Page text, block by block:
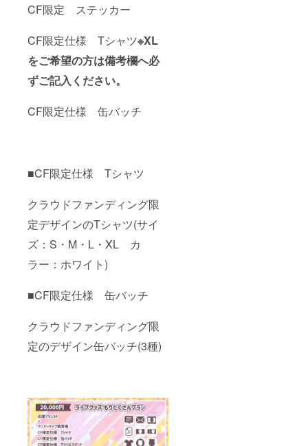
CF限定 ステッカー
CF限定仕様 Tシャツ※XL
をご希望の方は備考欄へ必
ずご記入ください。
CF限定仕様 缶バッチ
■CF限定仕様 Tシャツ
クラウドファンディング限
定デザインのTシャツ(サイ
ズ：S・M・L・XL カ
ラー：ホワイト)
■CF限定仕様 缶バッチ
クラウドファンディング限
定のデザイン缶バッチ(3種)